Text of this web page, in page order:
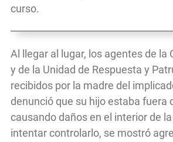
curso.
Al llegar al lugar, los agentes de la
y de la Unidad de Respuesta y
recibidos por la madre del
denunció que su hijo estaba fuera
causando daños en el interior de
intentar controlarlo, se mostró